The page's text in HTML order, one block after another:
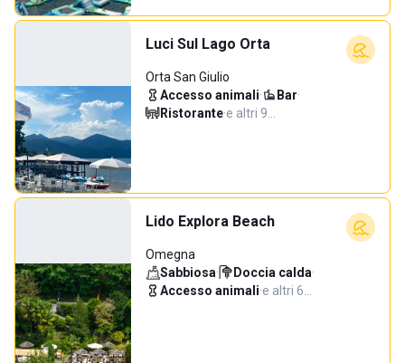
Luci Sul Lago Orta
Orta San Giulio
Accesso animali· Bar·
Ristorante·e altri 9…
Lido Explora Beach
Omegna
Sabbiosa· Doccia calda·
Accesso animali·e altri 6…